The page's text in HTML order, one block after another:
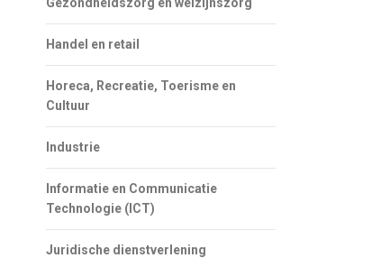
Handel en retail
Horeca, Recreatie, Toerisme en
Cultuur
Industrie
Informatie en Communicatie
Technologie (ICT)
Juridische dienstverlening